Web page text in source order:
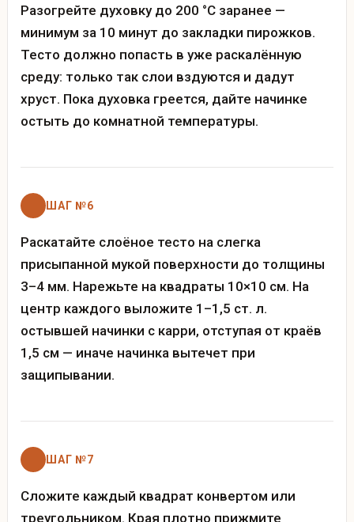
Разогрейте духовку до 200 °C заранее —
минимум за 10 минут до закладки пирожков.
Тесто должно попасть в уже раскалённую
среду: только так слои вздуются и дадут
хруст. Пока духовка греется, дайте начинке
остыть до комнатной температуры.
ШАГ №6
Раскатайте слоёное тесто на слегка
присыпанной мукой поверхности до толщины
3–4 мм. Нарежьте на квадраты 10×10 см. На
центр каждого выложите 1–1,5 ст. л.
остывшей начинки с карри, отступая от краёв
1,5 см — иначе начинка вытечет при
защипывании.
ШАГ №7
Сложите каждый квадрат конвертом или
треугольником. Края плотно прижмите